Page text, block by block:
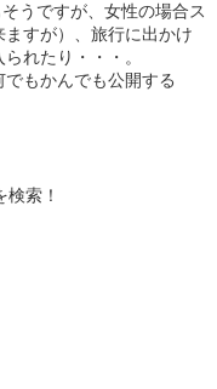
うですが、女性の場合ス
ますが）、旅行に出かけ
れたり・・・。
もかんでも公開する
索！